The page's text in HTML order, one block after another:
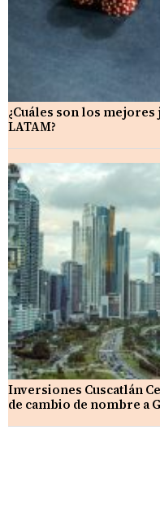
¿Cuáles son los
LATAM?
Inversiones Cuscatlán
de cambio de nombre a